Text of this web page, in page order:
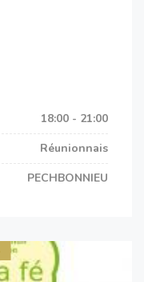
18:00 - 21:00
Réunionnais
PECHBONNIEU